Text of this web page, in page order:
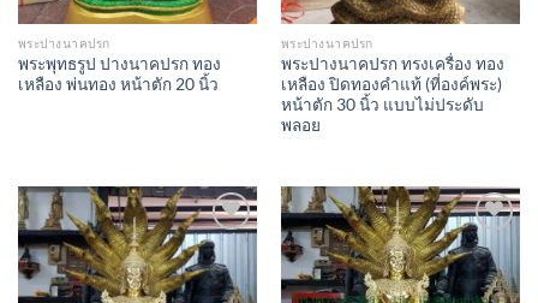
พระปางนาคปรก
พระพุทธรูป ปางนาคปรก ทอง
เหลือง พ่นทอง หน้าตัก 20 นิ้ว
พระปางนาคปรก
พระปางนาคปรก ทรงเครื่อง ทอง
เหลือง ปิดทองคำแท้ (ที่องค์พระ)
หน้าตัก 30 นิ้ว แบบไม่ประดับ
พลอย
Add to
Wishlist
Add to
Wishlist